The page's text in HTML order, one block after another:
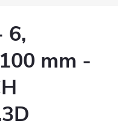
6,
mm -